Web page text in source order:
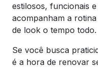
estilosos, funcionais
acompanham a
de look o tempo todo.
Se você busca
é a hora de renovar